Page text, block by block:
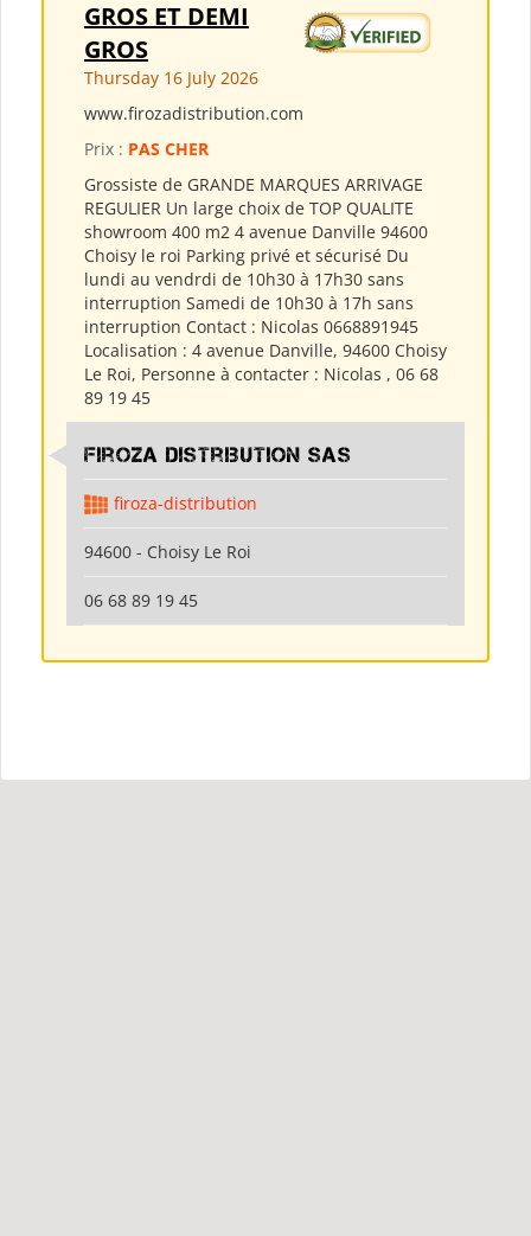
GROS ET DEMI
GROS
Thursday 16 July 2026
www.firozadistribution.com
Prix : PAS CHER
Grossiste de GRANDE MARQUES ARRIVAGE
REGULIER Un large choix de TOP QUALITE
showroom 400 m2 4 avenue Danville 94600
Choisy le roi Parking privé et sécurisé Du
lundi au vendrdi de 10h30 à 17h30 sans
interruption Samedi de 10h30 à 17h sans
interruption Contact : Nicolas 0668891945
Localisation : 4 avenue Danville, 94600 Choisy
Le Roi, Personne à contacter : Nicolas , 06 68
89 19 45
Firoza Distribution SAS
firoza-distribution
94600 - Choisy Le Roi
06 68 89 19 45